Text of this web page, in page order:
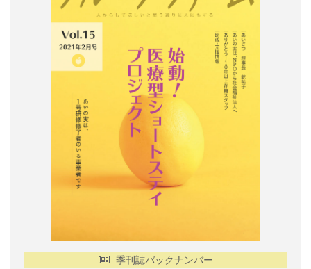
季刊誌バックナンバー